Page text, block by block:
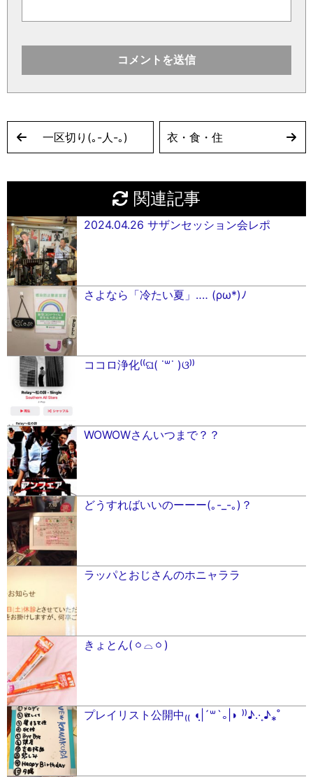
一区切り(｡-人-｡) 衣・食・住
関連記事
2024.04.26 サザンセッション会レポ
さよなら「冷たい夏」‥‥ (ρω*)ﾉ
ココロ浄化⁽⁽ଘ( ˙꒳​˙ )ଓ⁾⁾
WOWOWさんいつまで？？
どうすればいいのーーー(｡-_-｡)？
ラッパとおじさんのホニャララ
きょとん(ㆁ⌓ㆁ)
プレイリスト公開中₍₍ ◖ฺ|´꒳`｡|◗ ⁾⁾♪.·˳♪⁎˚